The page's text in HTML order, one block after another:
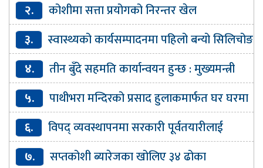
२.
कोशीमा सत्ता प्रयोगको निरन्तर खेल
३.
स्वास्थ्यको कार्यसम्पादनमा पहिलो बन्यो सिलिचोङ
गाउँपालिका
४.
तीन बुँदे सहमति कार्यान्वयन हुन्छ : मुख्यमन्त्री
कार्की
५.
पाथीभरा मन्दिरको प्रसाद हुलाकमार्फत घर घरमा
पठाइने
६.
विपद् व्यवस्थापनमा सरकारी पूर्वतयारीलाई
प्राथमिकतासाथ कार्यान्वयन गर्न सरकारलाई निर्देशन
७.
सप्तकोशी ब्यारेजका खोलिए ३४ ढोका